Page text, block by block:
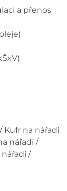
a přenos
Kufr na nářadí
nářadí /
/